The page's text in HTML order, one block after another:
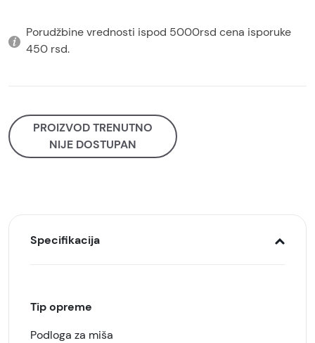
Porudžbine vrednosti ispod 5000rsd cena isporuke
450 rsd.
PROIZVOD TRENUTNO
NIJE DOSTUPAN
Specifikacija
Tip opreme
Podloga za miša